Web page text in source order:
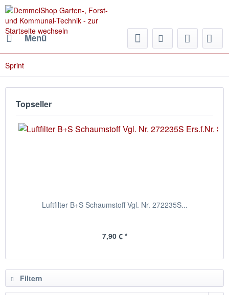
Menü
Sprint
Topseller
Luftfilter B+S Schaumstoff Vgl. Nr. 272235S...
7,90 € *
Filtern